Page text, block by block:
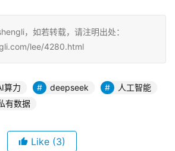
，如若转载，请注明出处：
lee/4280.html
算力 deepseek
人工智能
有数据
Like (3)